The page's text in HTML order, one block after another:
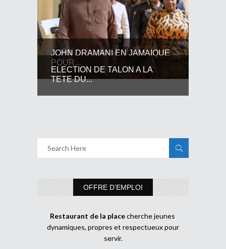
JOHN DRAMANI EN JAMAIQUE
POUR...
ELECTION DE TALON A LA
TETE DU...
OFFRE D’EMPLOI
Restaurant de la placecherche jeunes
dynamiques, propres et respectueux pour
servir.